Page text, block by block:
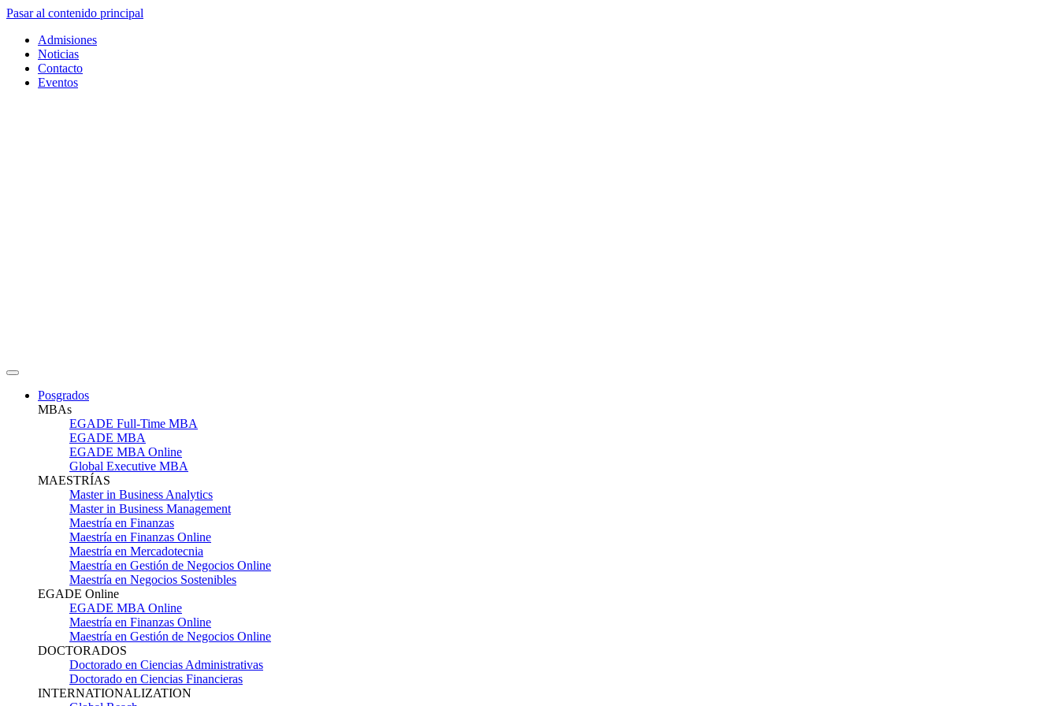
Pasar al contenido principal
Admisiones
Noticias
Contacto
Eventos
Posgrados
MBAs
EGADE Full-Time MBA
EGADE MBA
EGADE MBA Online
Global Executive MBA
MAESTRÍAS
Master in Business Analytics
Master in Business Management
Maestría en Finanzas
Maestría en Finanzas Online
Maestría en Mercadotecnia
Maestría en Gestión de Negocios Online
Maestría en Negocios Sostenibles
EGADE Online
EGADE MBA Online
Maestría en Finanzas Online
Maestría en Gestión de Negocios Online
DOCTORADOS
Doctorado en Ciencias Administrativas
Doctorado en Ciencias Financieras
INTERNATIONALIZATION